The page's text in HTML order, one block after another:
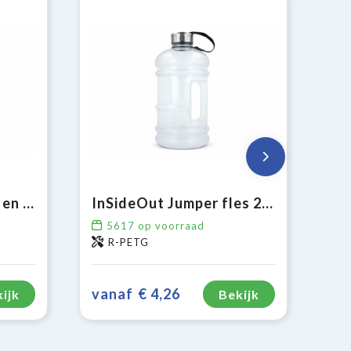
Sportbidon met rand en koord 750ml InSideOut Jumper fles 2.2L
5617 op voorraad
R-PETG
vanaf € 4,26 Bekijk